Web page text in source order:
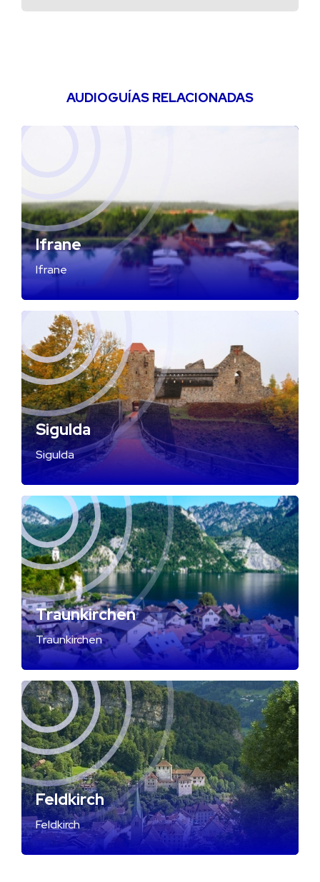
AUDIOGUÍAS RELACIONADAS
Ifrane
Ifrane
Sigulda
Sigulda
Traunkirchen
Traunkirchen
Feldkirch
Feldkirch